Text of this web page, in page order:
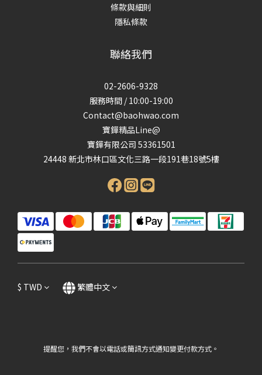
條款與細則
隱私條款
聯絡我們
02-2606-9328
服務時間 / 10:00-19:00
Contact@baohwao.com
寶鏵精品Line@
寶鏵有限公司 53361501
24448 新北市林口區文化三路一段191巷18號5樓
$ TWD 繁體中文
提醒您，我們不會以電話或簡訊方式通知變更付款方式。